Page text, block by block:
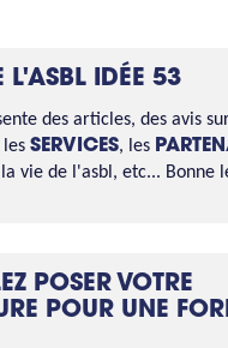
L'ASBL IDÉE 53
des articles, des avis
les SERVICES, les
vie de l'asbl, etc... Bonne
POSER VOTRE
POUR UNE